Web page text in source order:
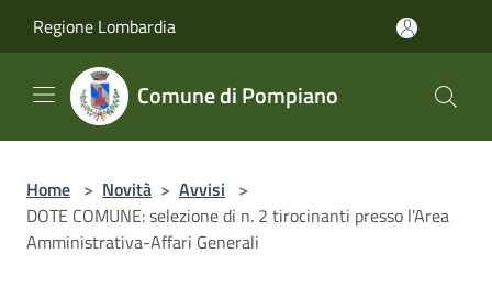
Regione Lombardia
Comune di Pompiano
Home > Novità > Avvisi >
DOTE COMUNE: selezione di n. 2 tirocinanti presso l'Area
Amministrativa-Affari Generali